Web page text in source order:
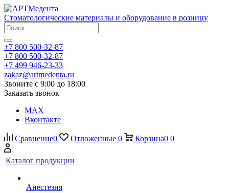
Стоматологические материалы и оборудование в розницу
+7 800 500-32-87
+7 800 500-32-87
+7 499 946-23-33
zakaz@artmedenta.ru
Звоните с 9:00 до 18:00
Заказать звонок
MAX
Вконтакте
Сравнение0 Отложенные 0 Корзина0 0
Каталог продукции
Анестезия